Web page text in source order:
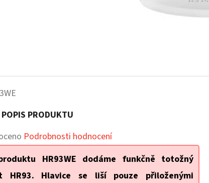
PRODUKTU
Podrobnosti hodnocení
HR93WE dodáme funkčně totožný
HR93. Hlavice se liší pouze přiloženými